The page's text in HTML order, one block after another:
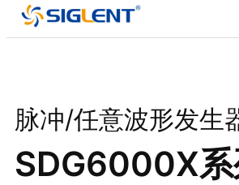
脉冲/任意波形发生
SDG6000X系